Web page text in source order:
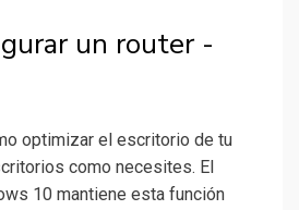
un router -
optimizar el escritorio de tu
como necesites. El
10 mantiene esta función